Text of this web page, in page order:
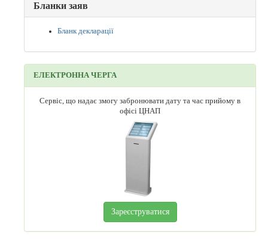
Бланки заяв
Бланк декларації
ЕЛЕКТРОННА ЧЕРГА
Сервіс, що надає змогу забронювати дату та час прийому в
офісі ЦНАП
Зареєструватися